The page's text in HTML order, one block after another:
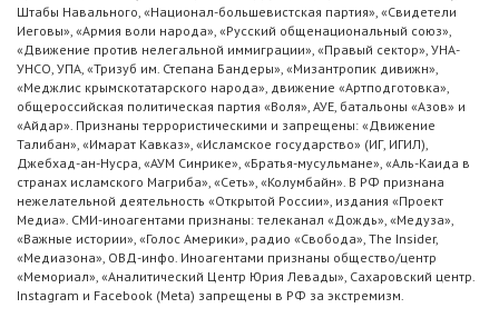
Штабы Навального, «Национал-большевистская партия», «Свидетели
Иеговы», «Армия воли народа», «Русский общенациональный союз»,
«Движение против нелегальной иммиграции», «Правый сектор», УНА-
УНСО, УПА, «Тризуб им. Степана Бандеры», «Мизантропик дивижн»,
«Меджлис крымскотатарского народа», движение «Артподготовка»,
общероссийская политическая партия «Воля», АУЕ, батальоны «Азов» и
«Айдар». Признаны террористическими и запрещены: «Движение
Талибан», «Имарат Кавказ», «Исламское государство» (ИГ, ИГИЛ),
Джебхад-ан-Нусра, «АУМ Синрике», «Братья-мусульмане», «Аль-Каида в
странах исламского Магриба», «Сеть», «Колумбайн». В РФ признана
нежелательной деятельность «Открытой России», издания «Проект
Медиа». СМИ-иноагентами признаны: телеканал «Дождь», «Медуза»,
«Важные истории», «Голос Америки», радио «Свобода», The Insider,
«Медиазона», ОВД-инфо. Иноагентами признаны общество/центр
«Мемориал», «Аналитический Центр Юрия Левады», Сахаровский центр.
Instagram и Facebook (Metа) запрещены в РФ за экстремизм.